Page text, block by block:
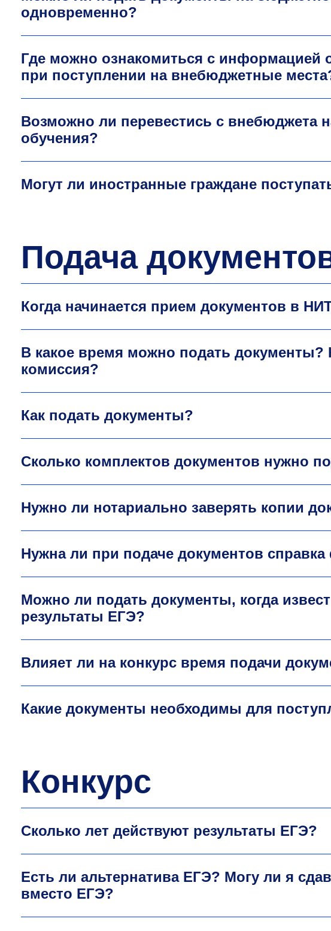
одновременно?
Где можно ознакомиться с информацией
при поступлении на внебюджетные
Возможно ли перевестись с внебюджета
обучения?
Могут ли иностранные граждане
Подача
Когда начинается прием документов в
В какое время можно подать документы?
комиссия?
Как подать документы?
Сколько комплектов документов нужно
Нужно ли нотариально заверять копии
Нужна ли при подаче документов
Можно ли подать документы, когда
результаты ЕГЭ?
Влияет ли на конкурс время подачи
Какие документы необходимы для
Конкурс
Сколько лет действуют результаты ЕГЭ?
Есть ли альтернатива ЕГЭ? Могу ли я
вместо ЕГЭ?